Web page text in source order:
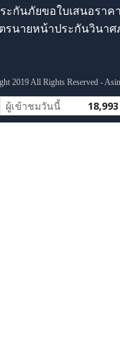
ะกันภัยขอใบเสนอราคา
รนายหน้าประกันวินาศ
2019 All Rights Reserved -
ผู้เข้าชมวันนี้ 18,993